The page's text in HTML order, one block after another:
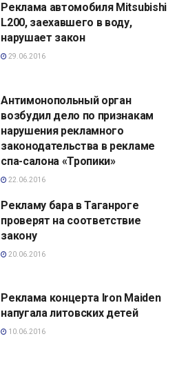
Реклама автомобиля Mitsubishi
L200, заехавшего в воду,
нарушает закон
29.06.2016
Антимонопольный орган
возбудил дело по признакам
нарушения рекламного
законодательства в рекламе
спа-салона «Тропики»
22.06.2016
Рекламу бара в Таганроге
проверят на соответствие
закону
20.06.2016
Реклама концерта Iron Maiden
напугала литовских детей
10.06.2016